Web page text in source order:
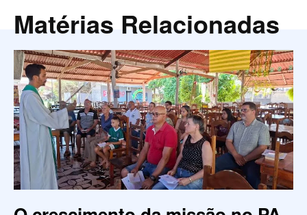
Matérias Relacionadas